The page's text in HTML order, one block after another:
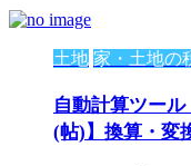
土地 家・土地の
自動計算ツー
(帖)】換算・変